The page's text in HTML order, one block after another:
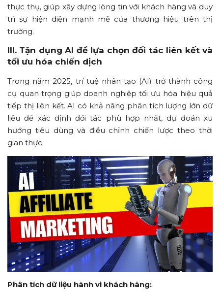
thực thụ, giúp xây dựng lòng tin với khách hàng và duy
trì sự hiện diện mạnh mẽ của thương hiệu trên thị
trường.
III. Tận dụng AI để lựa chọn đối tác liên kết và
tối ưu hóa chiến dịch
Trong năm 2025, trí tuệ nhân tạo (AI) trở thành công
cụ quan trọng giúp doanh nghiệp tối ưu hóa hiệu quả
tiếp thị liên kết. AI có khả năng phân tích lượng lớn dữ
liệu để xác định đối tác phù hợp nhất, dự đoán xu
hướng tiêu dùng và điều chỉnh chiến lược theo thời
gian thực.
Phân tích dữ liệu hành vi khách hàng: